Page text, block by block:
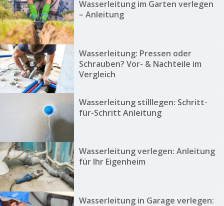
Wasserleitung im Garten verlegen
– Anleitung
Wasserleitung: Pressen oder
Schrauben? Vor- & Nachteile im
Vergleich
Wasserleitung stilllegen: Schritt-
für-Schritt Anleitung
Wasserleitung verlegen: Anleitung
für Ihr Eigenheim
Wasserleitung in Garage verlegen: